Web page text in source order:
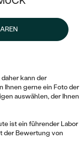
Lieferoptionen
kann der
Ihnen gerne ein Foto der
auswählen, der Ihnen
ist ein führender Labor
der Bewertung von